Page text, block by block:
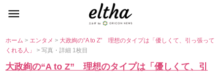
ホーム> エンタメ> 大政絢の“A to Z” 理想のタイプは「優しくて、引っ張って
くれる人」> 写真・詳細 1枚目
大政絢の“A to Z” 理想のタイプは「優しくて、引